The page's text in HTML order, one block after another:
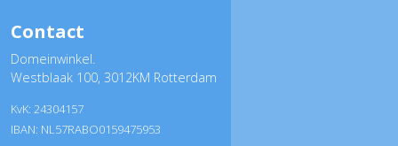
Contact
Domeinwinkel.
Westblaak 100, 3012KM Rotterdam
KvK: 24304157
IBAN: NL57RABO0159475953